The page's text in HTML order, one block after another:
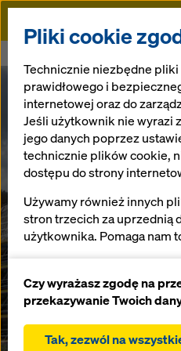
Doka
Renowacja
użyciu
04.10.2024 |Austria, Łotwa,
Pobierz materiały
Pliki cookie
Technicznie niezbędne
prawidłowego i
internetowej oraz do
Jeśli użytkownik nie wyrazi
jego danych poprzez
technicznie plików cookie,
dostępu do strony
Używamy również innych
stron trzecich za uprzednią
użytkownika. Pomaga nam
ciągłe ulepszanie
internetowej
ułatwienie sprawnego
Czy wyrażasz zgodę na
przekazywanie Twoich
Tak, zezwól na